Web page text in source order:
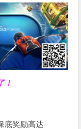
！
底奖励高达